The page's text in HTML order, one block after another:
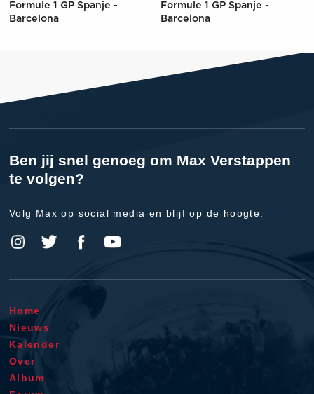
Formule 1 GP Spanje -
Barcelona
Formule 1 GP Spanje -
Barcelona
Ben jij snel genoeg om Max Verstappen
te volgen?
Volg Max op social media en blijf op de hoogte.
Home
Nieuws
Kalender
Over
Album